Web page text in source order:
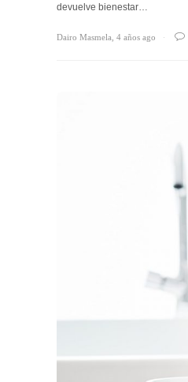
devuelve bienestar…
Dairo Masmela 4 años ago